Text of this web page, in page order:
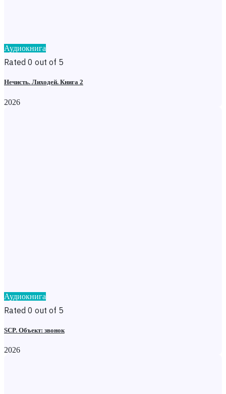
Аудиокнига
Rated 0 out of 5
Нечисть. Лиходей. Книга 2
2026
Аудиокнига
Rated 0 out of 5
SCP. Объект: звонок
2026